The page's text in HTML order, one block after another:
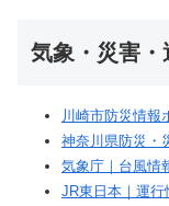
気象・災害・
川崎市防災情報
神奈川県防災・
気象庁｜台風情
JR東日本｜運行